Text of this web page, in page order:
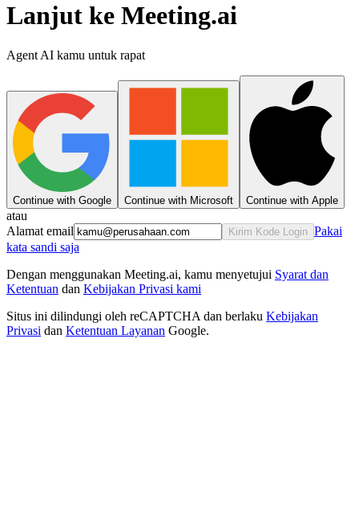
Lanjut ke Meeting.ai
Agent AI kamu untuk rapat
Continue with Google Continue with Microsoft Continue with Apple
atau
Alamat email
Kirim Kode Login Pakai
kata sandi saja
Dengan menggunakan Meeting.ai, kamu menyetujui Syarat dan
Ketentuan dan Kebijakan Privasi kami
Situs ini dilindungi oleh reCAPTCHA dan berlaku Kebijakan
Privasi dan Ketentuan Layanan Google.